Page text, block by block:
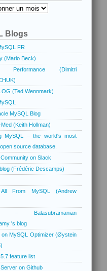
Blogs
FR
(Mario Beck)
Performance (Dimitri
(Ted Wennmark)
MySQL Blog
(Keith Hollman)
MySQL – the world's most
source database.
on Slack
(Frédéric Descamps)
From MySQL (Andrew
– Balasubramanian
's blog
MySQL Optimizer (Øystein
feature list
on Github